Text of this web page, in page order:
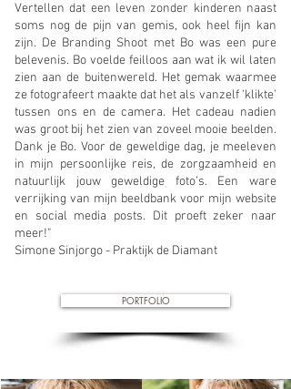
Vertellen dat een leven zonder kinderen naast
soms nog de pijn van gemis, ook heel fijn kan
zijn. De Branding Shoot met Bo was een pure
belevenis. Bo voelde feilloos aan wat ik wil laten
zien aan de buitenwereld. Het gemak waarmee
ze fotografeert maakte dat het als vanzelf ‘klikte’
tussen ons en de camera. Het cadeau nadien
was groot bij het zien van zoveel mooie beelden.
Dank je Bo. Voor de geweldige dag, je meeleven
in mijn persoonlijke reis, de zorgzaamheid en
natuurlijk jouw geweldige foto’s. Een ware
verrijking van mijn beeldbank voor mijn website
en social media posts. Dit proeft zeker naar
meer!"
Simone Sinjorgo - Praktijk de Diamant
PORTFOLIO